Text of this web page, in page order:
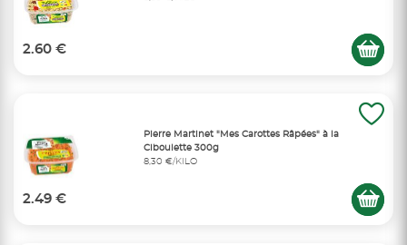
2.60 €
Pierre Martinet "Mes Carottes Râpées" à la
Ciboulette 300g
8,30 €/KILO
2.49 €